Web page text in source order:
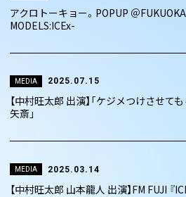
アクロトーキョー。POPUP ＠
MODELS:ICEx-
MEDIA 2025.07.15
【中村旺太郎 出演】「ケジメつけさせて
矢斎」
MEDIA 2025.03.14
【中村旺太郎 山本龍人 出演】FM FUJI 『